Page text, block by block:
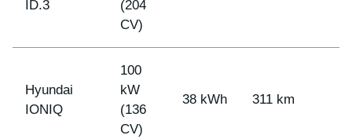
ID.3
(204
CV)
Hyundai
IONIQ
100
kW
(136
CV)
38 kWh 311 km